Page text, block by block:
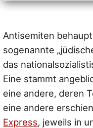
Antisemiten
sogenannte
das
Eine stammt
eine andere, deren
eine andere
Express, jeweils in